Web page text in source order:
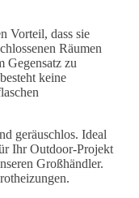
Vorteil, dass sie
Räumen
Gegensatz zu
keine
geräuschlos. Ideal
Ihr Outdoor-Projekt
Großhändler.